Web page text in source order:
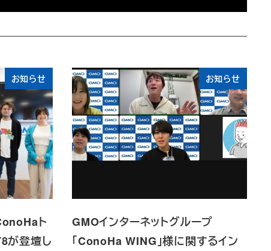
お知らせ
ト
が登壇し
お知らせ
GMOインターネットグループ
「ConoHa WING」様に関するイン